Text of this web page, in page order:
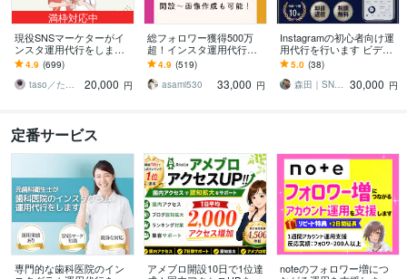
満枠対応中
現役SNSマーケターがイ
ンスタ運用代行をします
『画像制作のみ』から
『全部おまかせ』まで！
最適プランを提案！
4.9 (699)
taso／たそ｜SNSマーケター
20,000 円
総フォロワー獲得500万
超！インスタ運用代行し
ます Instagramで集客/売
上UP/収益化を実現！
4.9 (519)
asami530
33,000 円
Instagramの初心者向け運
用代行を行います ビデオ
チャットで相談しながら
進める、初心者向けの運
用代行！
5.0 (38)
森田｜SNS×WEB小規模事業パートナー 30,000 円
定番サービス
専門的な歯科医院のイン
アメブロ開設10日で1位達
noteのフォロワー増につ